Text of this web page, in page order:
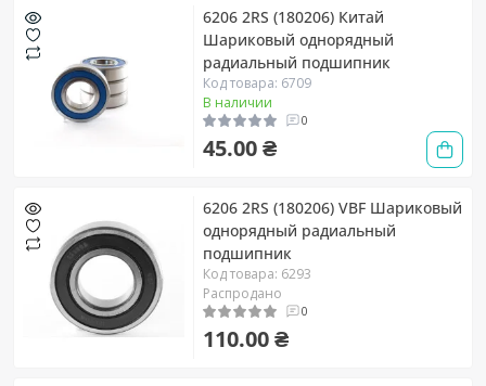
6206 2RS (180206) Китай
Шариковый однорядный
радиальный подшипник
Код товара: 6709
В наличии
0
45.00 ₴
6206 2RS (180206) VBF Шариковый
однорядный радиальный
подшипник
Код товара: 6293
Распродано
0
110.00 ₴